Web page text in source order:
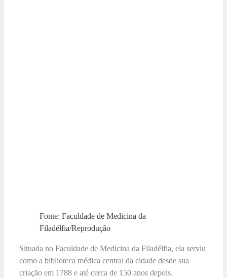
Fonte: Faculdade de Medicina da
Filadélfia/Reprodução
Situada no Faculdade de Medicina da Filadélfia, ela serviu
como a biblioteca médica central da cidade desde sua
criação em 1788 e até cerca de 150 anos depois.